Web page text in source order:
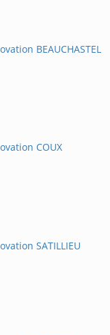
BEAUCHASTEL
COUX
SATILLIEU